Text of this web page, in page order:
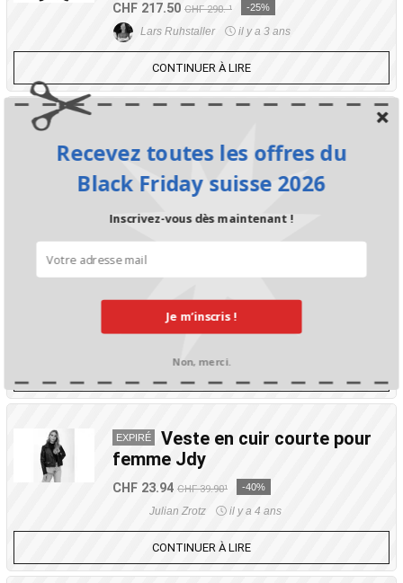
CHF 217.50 CHF 290.-¹ -25%
Lars Ruhstaller il y a 3 ans
CONTINUER À LIRE
chez La Redoute
Julian Zrotz il y a 3 ans
CONTINUER À LIRE
11% de réduction en plus
chez La Redoute
EXPIRÉ
Veste en cuir courte pour
femme Jdy
CHF 23.94 CHF 39.90¹ -40%
Julian Zrotz il y a 4 ans
CONTINUER À LIRE
Je m’inscris !
Recevez toutes les offres du
Black Friday suisse 2026
Inscrivez-vous dès maintenant !
Non, merci.